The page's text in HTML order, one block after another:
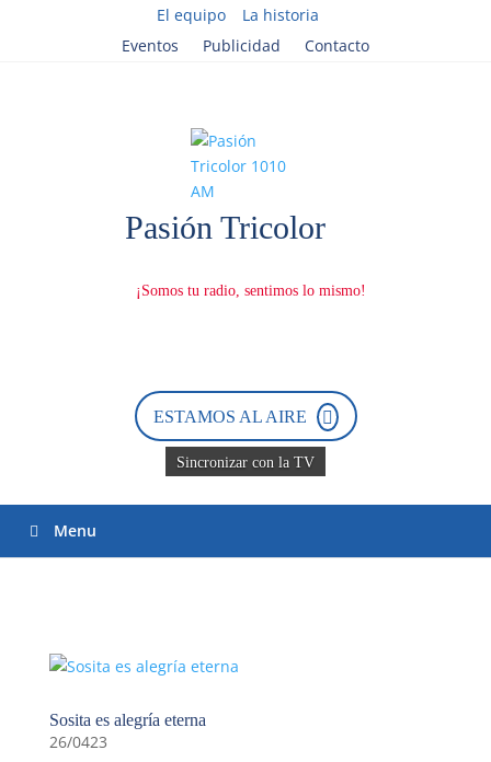
El equipo
La historia
Eventos
Publicidad Contacto
ESTAMOS AL AIRE
Sincronizar con la TV
Menu
Sosita es alegría eterna
26/0423